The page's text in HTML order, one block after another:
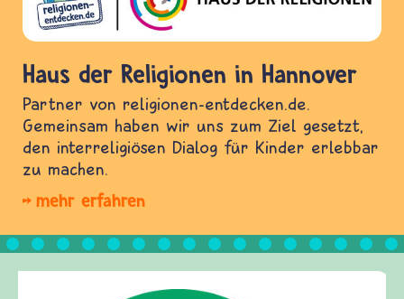
Haus der Religionen in Hannover
Partner von religionen-entdecken.de.
Gemeinsam haben wir uns zum Ziel gesetzt,
den interreligiösen Dialog für Kinder erlebbar
zu machen.
mehr erfahren